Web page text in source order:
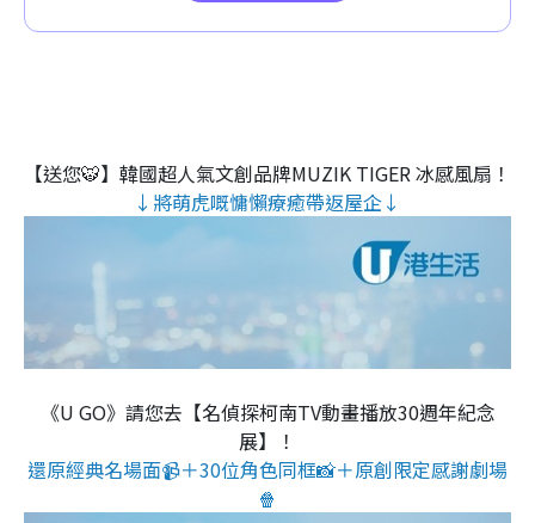
【送您🐯】韓國超人氣文創品牌MUZIK TIGER 冰感風扇！
↓將萌虎嘅慵懶療癒帶返屋企↓
《U GO》請您去【名偵探柯南TV動畫播放30週年紀念
展】！
還原經典名場面📹＋30位角色同框📸＋原創限定感謝劇場
🍿